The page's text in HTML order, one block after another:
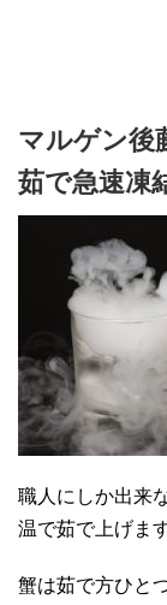
マルゲン
茹で急速凍
職人にしか出来
温で茹で上げます
蟹は茹で方ひと